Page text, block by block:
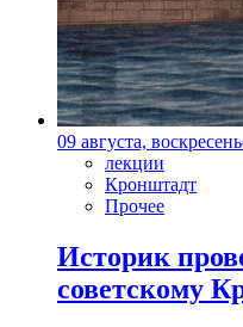
09 августа,
лекции
Кронштадт
Прочее
Историк
советскому